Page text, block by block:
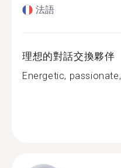
法語
理想的對話交換夥伴
Energetic,